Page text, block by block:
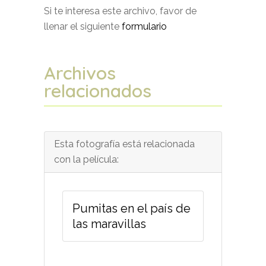
Si te interesa este archivo, favor de
llenar el siguiente formulario
Archivos
relacionados
Esta fotografía está relacionada
con la película:
Pumitas en el país de
las maravillas